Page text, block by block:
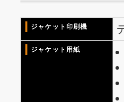
ジャケット印刷機
ジャケット用紙